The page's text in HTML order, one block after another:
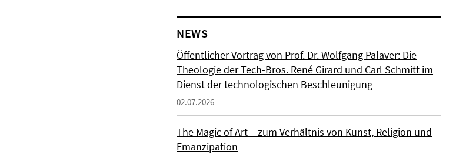
NEWS
Öffentlicher Vortrag von Prof. Dr. Wolfgang Palaver: Die
Theologie der Tech-Bros. René Girard und Carl Schmitt im
Dienst der technologischen Beschleunigung
02.07.2026
The Magic of Art – zum Verhältnis von Kunst, Religion und
Emanzipation